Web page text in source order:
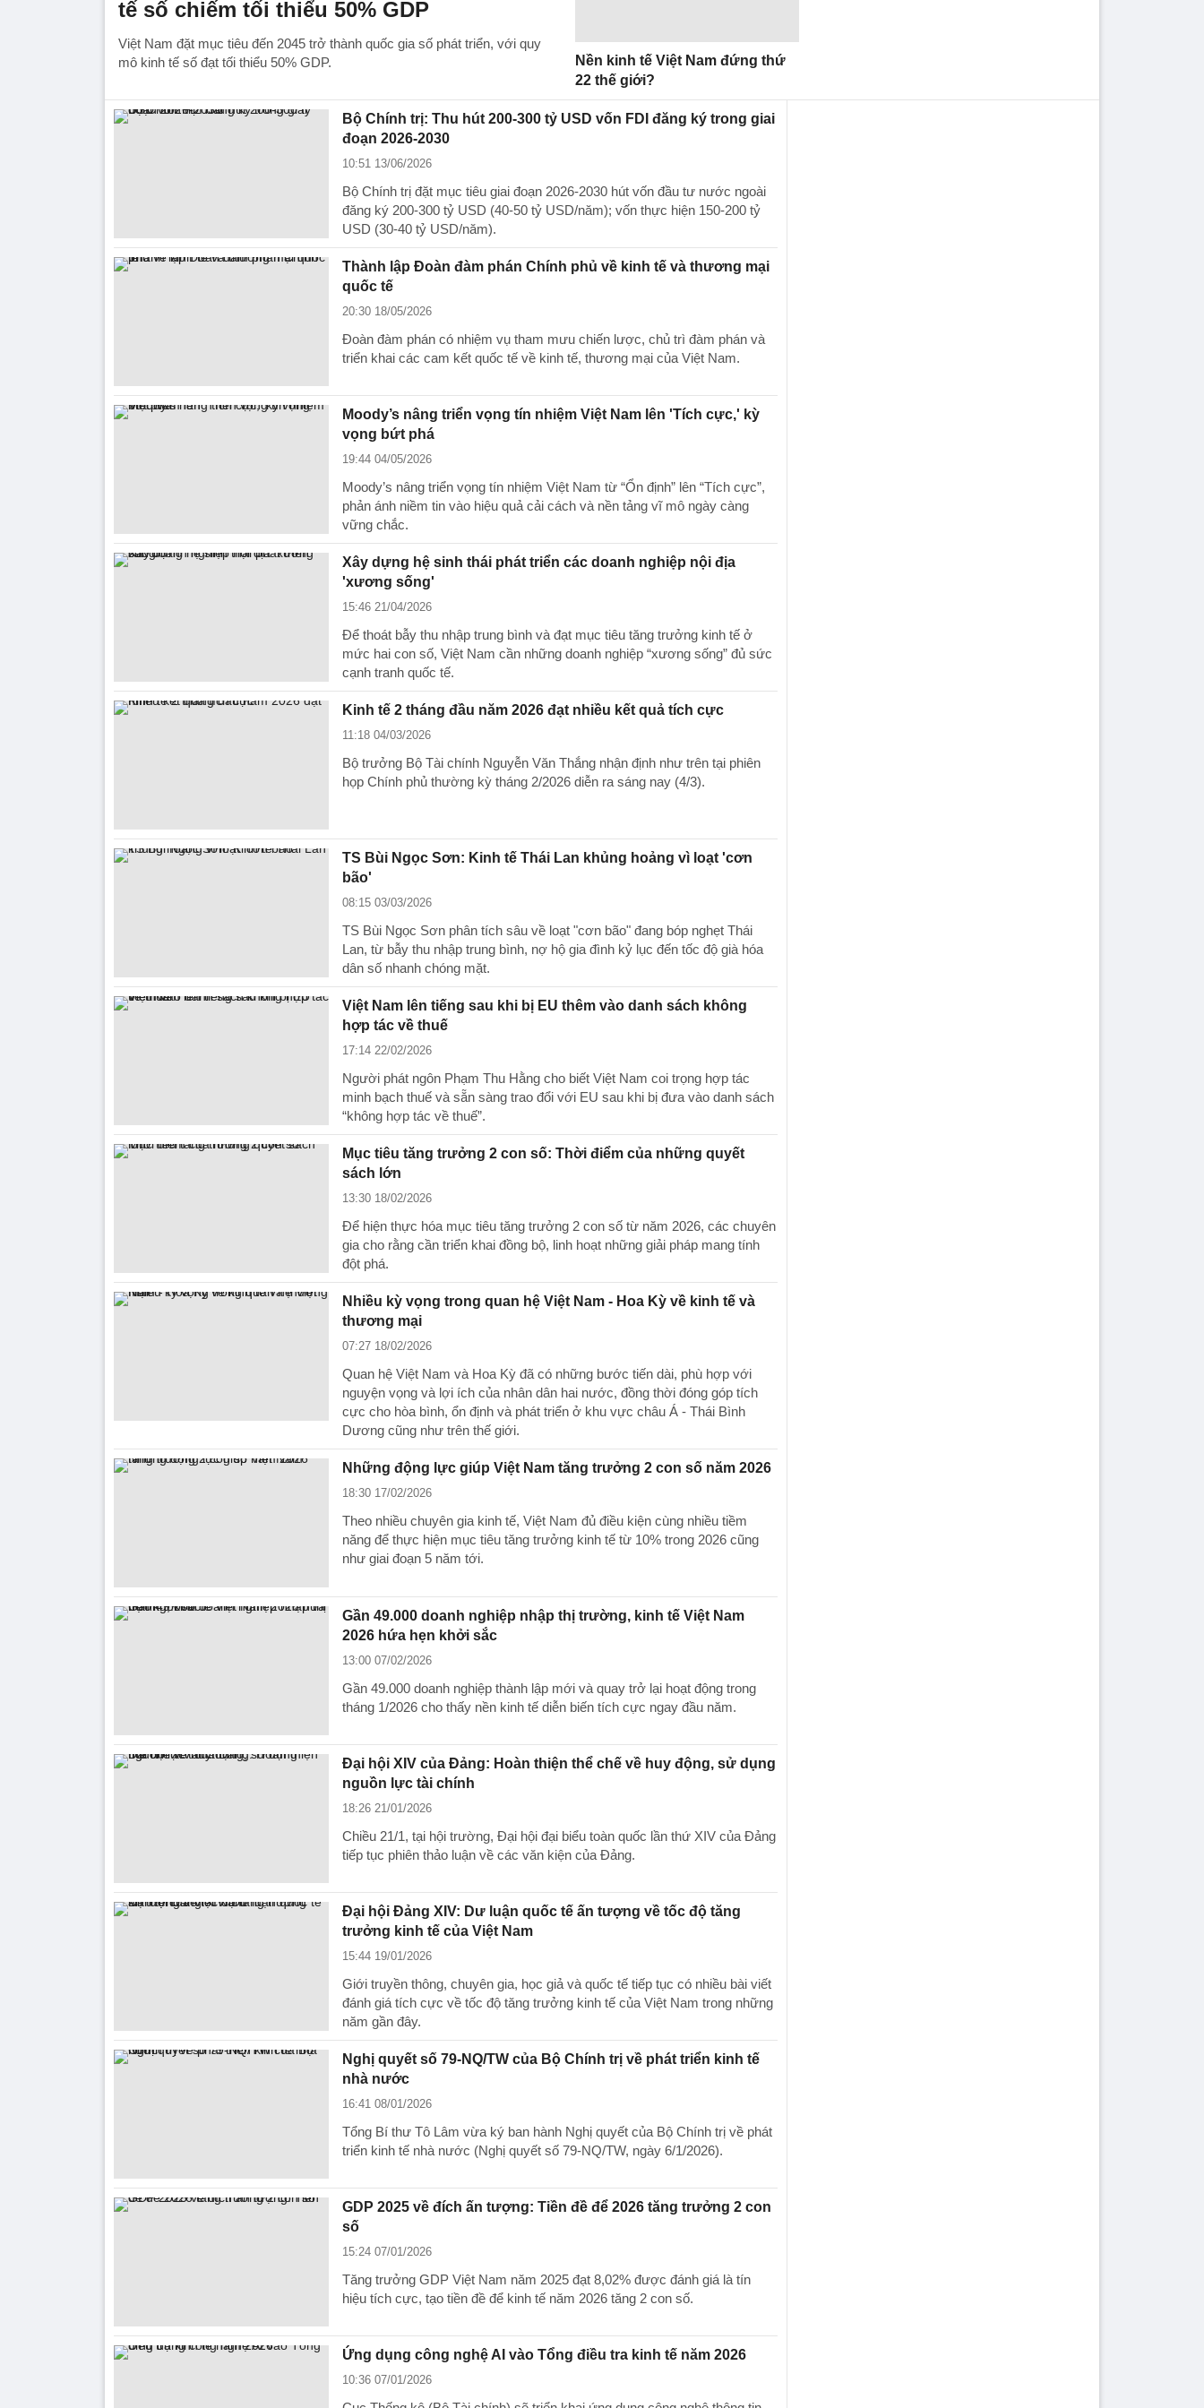
tế số chiếm tối thiểu 50% GDP
Việt Nam đặt mục tiêu đến 2045 trở thành quốc gia số phát triển, với quy
mô kinh tế số đạt tối thiểu 50% GDP.
Nền kinh tế Việt Nam đứng thứ
22 thế giới?
Bộ Chính trị: Thu hút 200-300 tỷ USD vốn FDI đăng ký trong giai
đoạn 2026-2030
10:51 13/06/2026
Bộ Chính trị đặt mục tiêu giai đoạn 2026-2030 hút vốn đầu tư nước ngoài
đăng ký 200-300 tỷ USD (40-50 tỷ USD/năm); vốn thực hiện 150-200 tỷ
USD (30-40 tỷ USD/năm).
Thành lập Đoàn đàm phán Chính phủ về kinh tế và thương mại
quốc tế
20:30 18/05/2026
Đoàn đàm phán có nhiệm vụ tham mưu chiến lược, chủ trì đàm phán và
triển khai các cam kết quốc tế về kinh tế, thương mại của Việt Nam.
Moody’s nâng triển vọng tín nhiệm Việt Nam lên 'Tích cực,' kỳ
vọng bứt phá
19:44 04/05/2026
Moody’s nâng triển vọng tín nhiệm Việt Nam từ “Ổn định” lên “Tích cực”,
phản ánh niềm tin vào hiệu quả cải cách và nền tảng vĩ mô ngày càng
vững chắc.
Xây dựng hệ sinh thái phát triển các doanh nghiệp nội địa
'xương sống'
15:46 21/04/2026
Để thoát bẫy thu nhập trung bình và đạt mục tiêu tăng trưởng kinh tế ở
mức hai con số, Việt Nam cần những doanh nghiệp “xương sống” đủ sức
cạnh tranh quốc tế.
Kinh tế 2 tháng đầu năm 2026 đạt nhiều kết quả tích cực
11:18 04/03/2026
Bộ trưởng Bộ Tài chính Nguyễn Văn Thắng nhận định như trên tại phiên
họp Chính phủ thường kỳ tháng 2/2026 diễn ra sáng nay (4/3).
TS Bùi Ngọc Sơn: Kinh tế Thái Lan khủng hoảng vì loạt 'cơn
bão'
08:15 03/03/2026
TS Bùi Ngọc Sơn phân tích sâu về loạt "cơn bão" đang bóp nghẹt Thái
Lan, từ bẫy thu nhập trung bình, nợ hộ gia đình kỷ lục đến tốc độ già hóa
dân số nhanh chóng mặt.
Việt Nam lên tiếng sau khi bị EU thêm vào danh sách không
hợp tác về thuế
17:14 22/02/2026
Người phát ngôn Phạm Thu Hằng cho biết Việt Nam coi trọng hợp tác
minh bạch thuế và sẵn sàng trao đổi với EU sau khi bị đưa vào danh sách
“không hợp tác về thuế”.
Mục tiêu tăng trưởng 2 con số: Thời điểm của những quyết
sách lớn
13:30 18/02/2026
Để hiện thực hóa mục tiêu tăng trưởng 2 con số từ năm 2026, các chuyên
gia cho rằng cần triển khai đồng bộ, linh hoạt những giải pháp mang tính
đột phá.
Nhiều kỳ vọng trong quan hệ Việt Nam - Hoa Kỳ về kinh tế và
thương mại
07:27 18/02/2026
Quan hệ Việt Nam và Hoa Kỳ đã có những bước tiến dài, phù hợp với
nguyện vọng và lợi ích của nhân dân hai nước, đồng thời đóng góp tích
cực cho hòa bình, ổn định và phát triển ở khu vực châu Á - Thái Bình
Dương cũng như trên thế giới.
Những động lực giúp Việt Nam tăng trưởng 2 con số năm 2026
18:30 17/02/2026
Theo nhiều chuyên gia kinh tế, Việt Nam đủ điều kiện cùng nhiều tiềm
năng để thực hiện mục tiêu tăng trưởng kinh tế từ 10% trong 2026 cũng
như giai đoạn 5 năm tới.
Gần 49.000 doanh nghiệp nhập thị trường, kinh tế Việt Nam
2026 hứa hẹn khởi sắc
13:00 07/02/2026
Gần 49.000 doanh nghiệp thành lập mới và quay trở lại hoạt động trong
tháng 1/2026 cho thấy nền kinh tế diễn biến tích cực ngay đầu năm.
Đại hội XIV của Đảng: Hoàn thiện thể chế về huy động, sử dụng
nguồn lực tài chính
18:26 21/01/2026
Chiều 21/1, tại hội trường, Đại hội đại biểu toàn quốc lần thứ XIV của Đảng
tiếp tục phiên thảo luận về các văn kiện của Đảng.
Đại hội Đảng XIV: Dư luận quốc tế ấn tượng về tốc độ tăng
trưởng kinh tế của Việt Nam
15:44 19/01/2026
Giới truyền thông, chuyên gia, học giả và quốc tế tiếp tục có nhiều bài viết
đánh giá tích cực về tốc độ tăng trưởng kinh tế của Việt Nam trong những
năm gần đây.
Nghị quyết số 79-NQ/TW của Bộ Chính trị về phát triển kinh tế
nhà nước
16:41 08/01/2026
Tổng Bí thư Tô Lâm vừa ký ban hành Nghị quyết của Bộ Chính trị về phát
triển kinh tế nhà nước (Nghị quyết số 79-NQ/TW, ngày 6/1/2026).
GDP 2025 về đích ấn tượng: Tiền đề để 2026 tăng trưởng 2 con
số
15:24 07/01/2026
Tăng trưởng GDP Việt Nam năm 2025 đạt 8,02% được đánh giá là tín
hiệu tích cực, tạo tiền đề để kinh tế năm 2026 tăng 2 con số.
Ứng dụng công nghệ AI vào Tổng điều tra kinh tế năm 2026
10:36 07/01/2026